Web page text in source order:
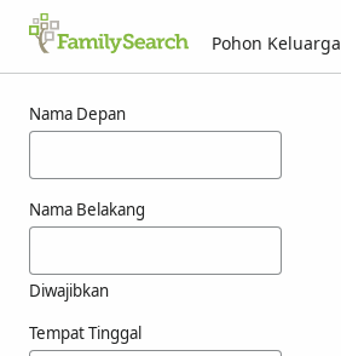
Pohon Keluarga
Nama Depan
Nama Belakang
Diwajibkan
Tempat Tinggal